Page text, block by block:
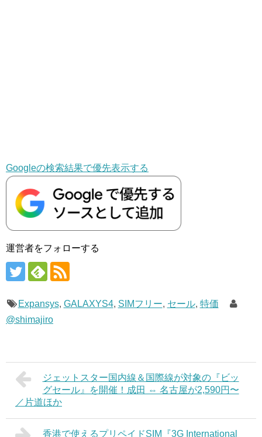
Googleの検索結果で優先表示する
運営者をフォローする
Expansys, GALAXYS4, SIMフリー, セール, 特価
@shimajiro
ジェットスター国内線＆国際線が対象の『ビッ
グセール』を開催！成田 ⇔ 名古屋が2,590円〜
／片道ほか
香港で使えるプリペイドSIM『3G International